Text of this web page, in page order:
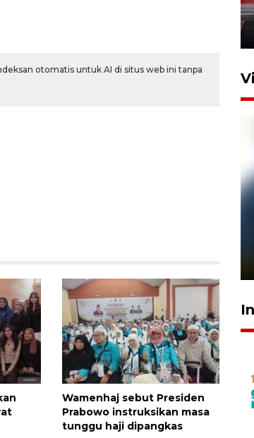
otomatis untuk AI di situs web ini tanpa
Wamenhaj sebut Presiden
Prabowo instruksikan masa
tunggu haji dipangkas